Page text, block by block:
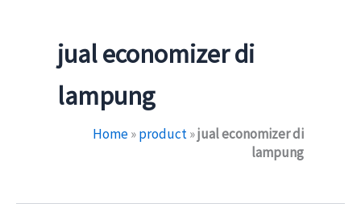
jual economizer di
lampung
Home»product»jual economizer di
lampung